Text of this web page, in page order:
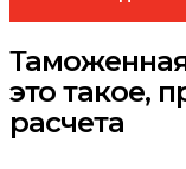
это такое,
расчета